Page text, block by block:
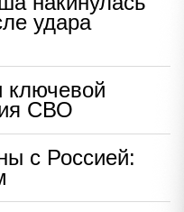
удара
ключевой
СВО
с Россией: